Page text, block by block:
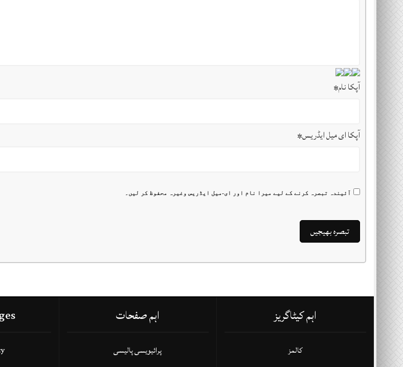
آپکا نام*
آپکا ای میل ایڈریس*
آئیندہ تبصرہ کرنے کے لیے میرا نام اور ای-میل ایڈریس وغیرہ محفوظ کر لیں۔
اہم صفحات
پرائیویسی پالیسی
اہم کیٹاگریز
کالمز